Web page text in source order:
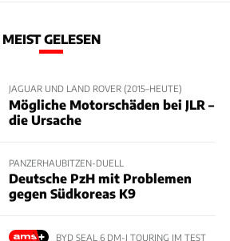
MEIST GELESEN
JAGUAR UND LAND ROVER (2015–HEUTE)
Mögliche Motorschäden bei JLR –
die Ursache
PANZERHAUBITZEN-DUELL
Deutsche PzH mit Problemen
gegen Südkoreas K9
BYD SEAL 6 DM-I TOURING IM TEST